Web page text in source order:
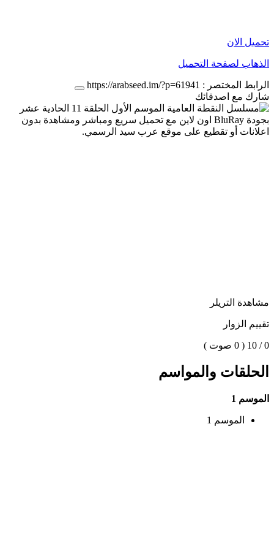
تحميل الان
الذهاب لصفحة التحميل
الرابط المختصر : https://arabseed.im/?p=61941
شارك مع اصدقائك
مشاهدة التريلر
تقييم الزوار
0 / 10 ( 0 صوت )
الحلقات والمواسم
الموسم 1
الموسم 1